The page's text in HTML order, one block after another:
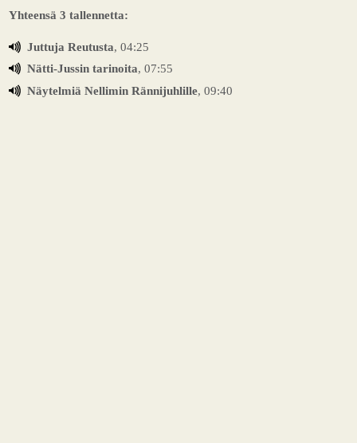
Yhteensä 3 tallennetta:
Juttuja Reutusta, 04:25
Nätti-Jussin tarinoita, 07:55
Näytelmiä Nellimin Rännijuhlille, 09:40